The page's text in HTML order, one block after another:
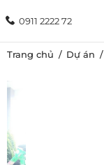
0911 2222 72
Trang chủ Dự án